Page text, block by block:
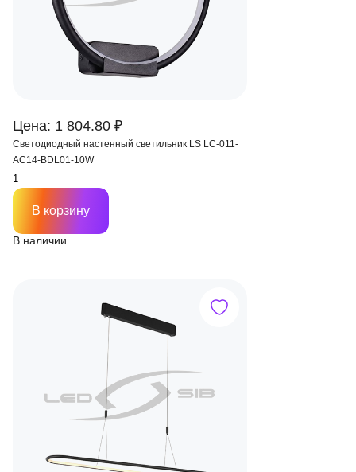
Цена: 1 804.80 ₽
Светодиодный настенный светильник LS LC-011-
AC14-BDL01-10W
В наличии
В корзину